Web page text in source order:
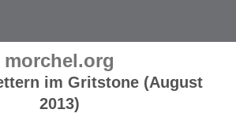
morchel.org
im Gritstone (August
2013)